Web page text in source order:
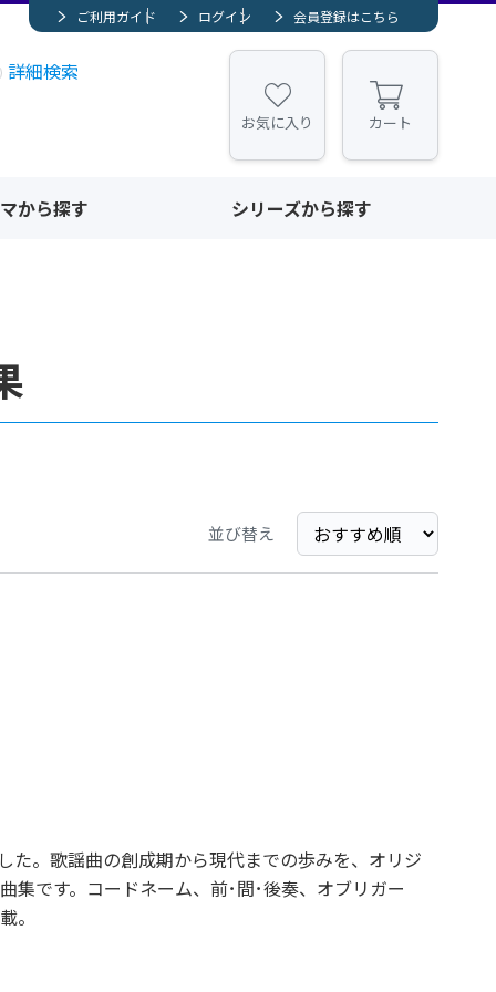
ご利用ガイド ログイン 会員登録はこちら
詳細検索
お気に入り カート
から探す シリーズから探す
並び替え
た。歌謡曲の創成期から現代までの歩みを、オリジ
集です。コードネーム、前･間･後奏、オブリガー
。